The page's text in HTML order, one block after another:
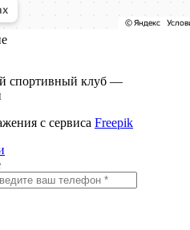
спортивный клуб —
с сервиса Freepik